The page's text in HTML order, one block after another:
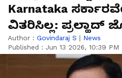
Karnataka
ವಿತರಿಸಿಲ್ಲ: ಪ್ರಲ್ಹಾದ್
Author : Govindaraj S | News
Published : Jun 13 2026, 10:39 PM